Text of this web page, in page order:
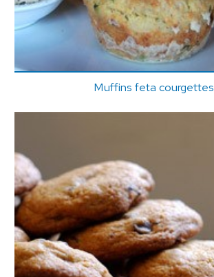
Muffins feta courgettes